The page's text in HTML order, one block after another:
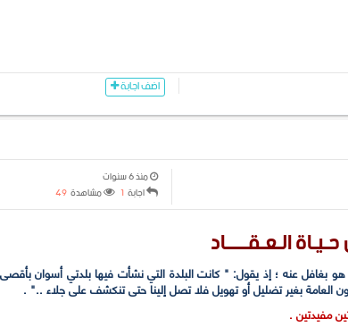
اضف اجابة
منذ 6 سنوات
اجابة1 مشاهدة49
الـعـقـــــاد
بغافل عنه ؛ إذ يقول: " كانت البلدة التي نشأت فيها بلدتي أسوان
بغير تضليل أو تهويل فلا تصل إلينا حتى تنكشف على جلاء .." .
مفيدتين .